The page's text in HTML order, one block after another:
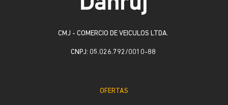
CMJ - COMERCIO DE VEICULOS LTDA.
CNPJ: 05.026.792/0010-88
OFERTAS